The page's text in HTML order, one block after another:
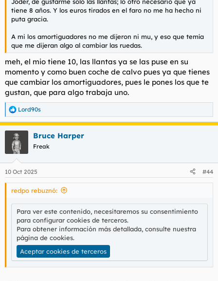
tiene 8 años. Y los euros tirados en el faro no me ha hecho ni
puta gracia.
A mi los amortiguadores no me dijeron ni mu, y eso que temía
que me dijeran algo al cambiar las ruedas.
meh, el mio tiene 10, las llantas ya se las puse en su
momento y como buen coche de calvo pues ya que tienes
que cambiar los amortiguadores, pues le pones los que te
gustan, que para algo trabaja uno.
R
e
e
s
Lord90s
Bruce Harper
Freak
10 Oct 2025 #44
redpo rebuznó:
Para ver este contenido, necesitaremos su consentimiento
para configurar cookies de terceros.
Para obtener información más detallada, consulte nuestra
página de cookies.
Aceptar cookies de terceros